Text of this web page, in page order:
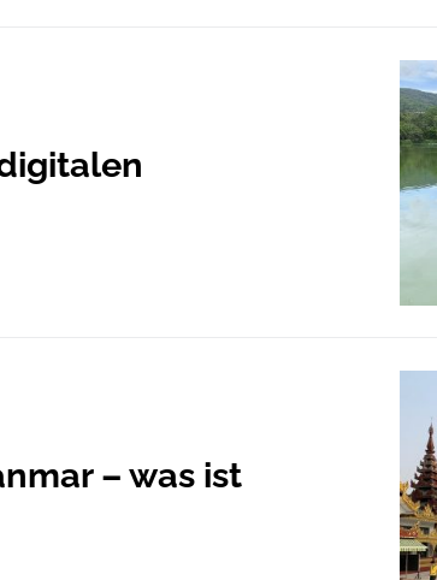
– was ist